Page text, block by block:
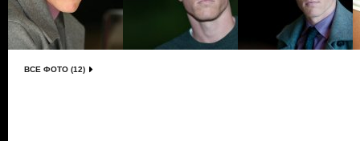
ВСЕ ФОТО (12)